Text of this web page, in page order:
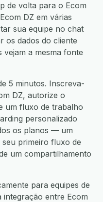
de volta para o Ecom
DZ em várias
sua equipe no chat
os dados do cliente
vejam a mesma fonte
5 minutos. Inscreva-
DZ, autorize o
um fluxo de trabalho
personalizado
os planos — um
primeiro fluxo de
um compartilhamento
para equipes de
entre Ecom